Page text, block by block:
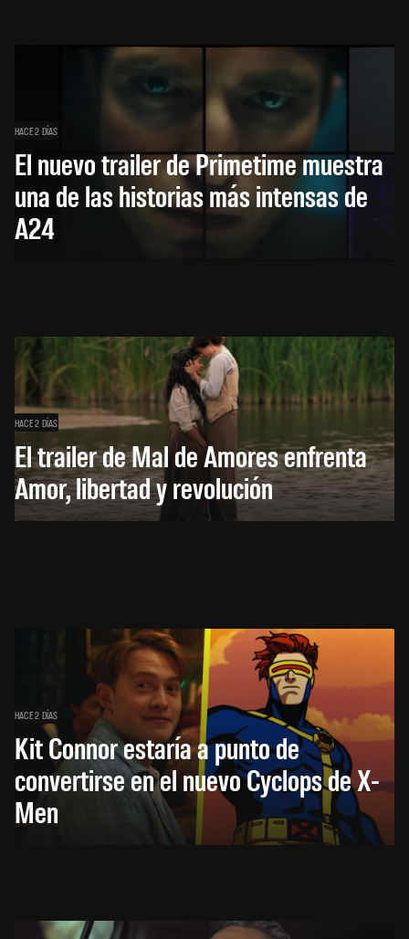
HACE 2 DÍAS
El nuevo trailer de Primetime muestra
una de las historias más intensas de
A24
HACE 2 DÍAS
El trailer de Mal de Amores enfrenta
Amor, libertad y revolución
HACE 2 DÍAS
Kit Connor estaría a punto de
convertirse en el nuevo Cyclops de X-
Men